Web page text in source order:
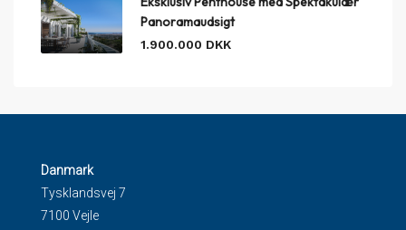
Panoramaudsigt
1.900.000 DKK
Danmark
Tysklandsvej 7
7100 Vejle